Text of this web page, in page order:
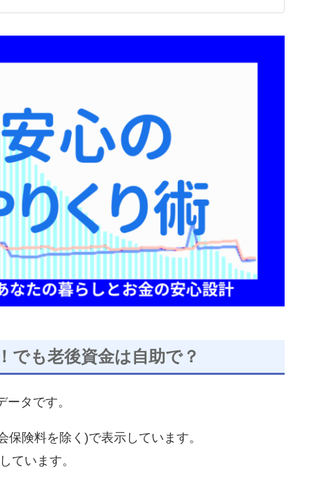
でも老後資金は自助で？
タです。
険料を除く)で表示しています。
ています。